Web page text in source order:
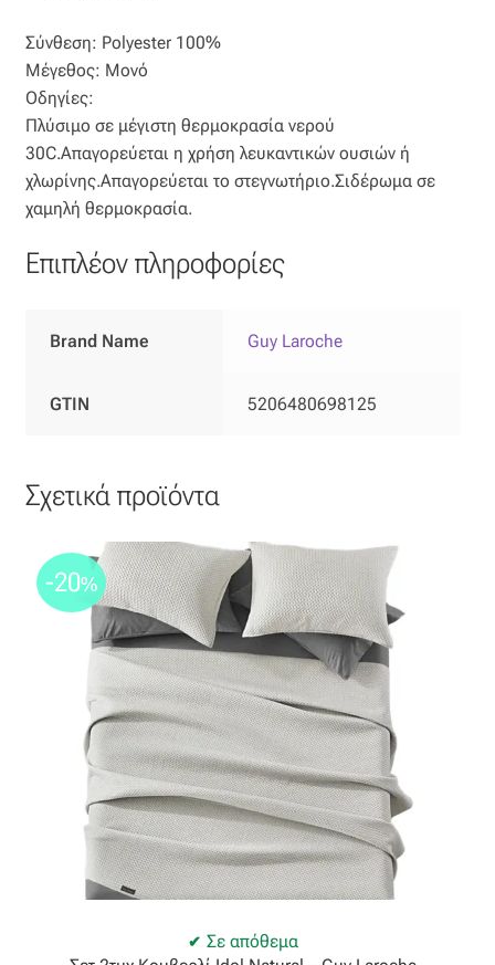
Σύνθεση: Polyester 100%
Μέγεθος: Μονό
Οδηγίες:
Πλύσιμο σε μέγιστη θερμοκρασία νερού
30C.Απαγορεύεται η χρήση λευκαντικών ουσιών ή
χλωρίνης.Απαγορεύεται το στεγνωτήριο.Σιδέρωμα σε
χαμηλή θερμοκρασία.
Επιπλέον πληροφορίες
Brand Name Guy Laroche
GTIN 5206480698125
Σχετικά προϊόντα
Σε απόθεμα
-20%